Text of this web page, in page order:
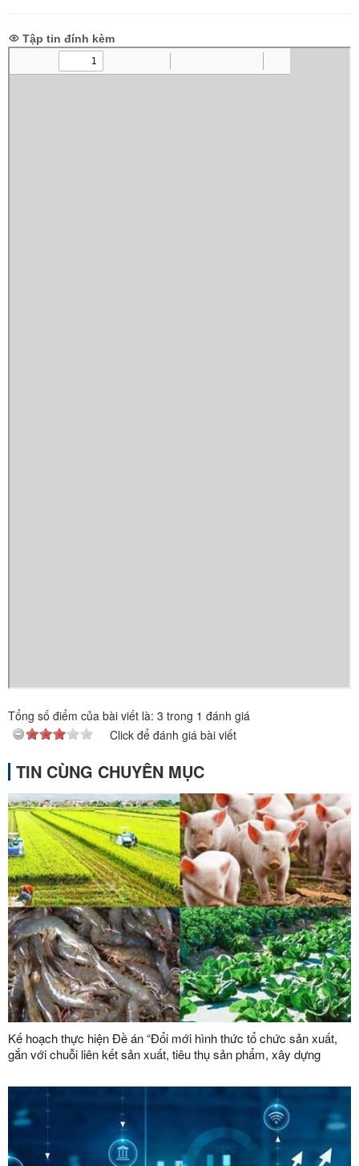
Tập tin đính kèm
Tổng số điểm của bài viết là: 3 trong 1 đánh giá
Click để đánh giá bài viết
TIN CÙNG CHUYÊN MỤC
Kế hoạch thực hiện Đề án “Đổi mới hình thức tổ chức sản xuất,
gắn với chuỗi liên kết sản xuất, tiêu thụ sản phẩm, xây dựng
2030”